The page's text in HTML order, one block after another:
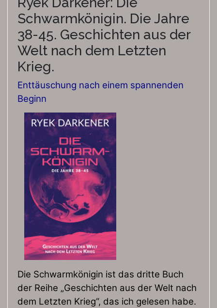
Schwarmkönigin. Die Jahre
38-45. Geschichten aus der
Welt nach dem Letzten
Krieg.
Enttäuschung nach einem spannenden
Beginn
Die Schwarmkönigin ist das dritte Buch
der Reihe „Geschichten aus der Welt nach
dem Letzten Krieg“, das ich gelesen habe.